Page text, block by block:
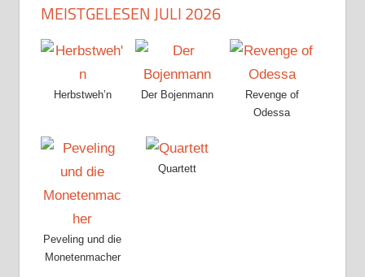
MEISTGELESEN JULI 2026
Herbstweh’n Der Bojenmann
Revenge of
Odessa
Peveling und die
Monetenmacher
Quartett